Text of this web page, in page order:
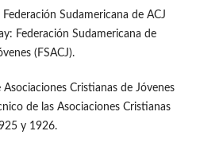
Sudamericana de ACJ
Federación Sudamericana de
(FSACJ).
Cristianas de Jóvenes
de las Asociaciones Cristianas
y 1926.